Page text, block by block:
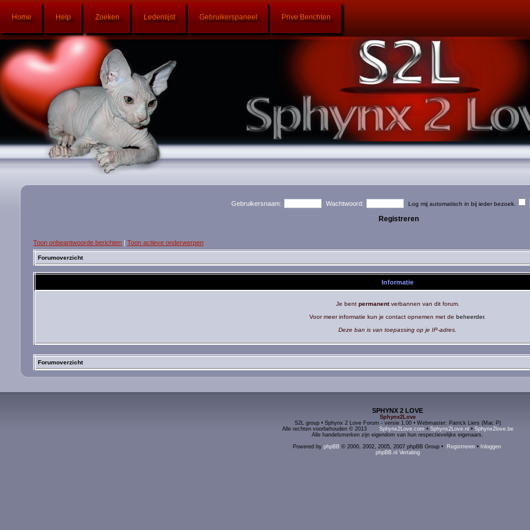
Home Help Zoeken Ledenlijst Gebruikerspaneel Prive Berichten
Gebruikersnaam: Wachtwoord: Log mij automatisch in bij ieder bezoek.
Registreren
Toon onbeantwoorde berichten | Toon actieve onderwerpen
Forumoverzicht
Informatie
Je bent permanentverbannen van dit forum.
Voor meer informatie kun je contact opnemen met de beheerder.
Deze ban is van toepassing op je IP-adres.
Forumoverzicht
SPHYNX 2 LOVE
Sphynx2Love
S2L group • Sphynx 2 Love Forum - versie 1.00 • Webmaster: Patrick Liers (Mac P)
Alle rechten voorbehouden © 2013 Sphynx2Love.com • Sphynx2Love.nl • Sphynx2love.be
Alle handelsmerken zijn eigendom van hun respectievelijke eigenaars.
Powered by phpBB© 2000, 2002, 2005, 2007 phpBB Group • Registreren• Inloggen
phpBB.nl Vertaling